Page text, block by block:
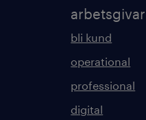
bli kund
operational
professional
digital